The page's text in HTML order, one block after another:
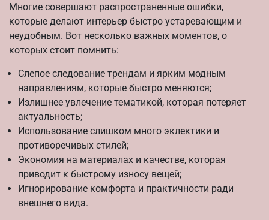
Многие совершают распространенные ошибки,
которые делают интерьер быстро устаревающим и
неудобным. Вот несколько важных моментов, о
которых стоит помнить:
Слепое следование трендам и ярким модным
направлениям, которые быстро меняются;
Излишнее увлечение тематикой, которая потеряет
актуальность;
Использование слишком много эклектики и
противоречивых стилей;
Экономия на материалах и качестве, которая
приводит к быстрому износу вещей;
Игнорирование комфорта и практичности ради
внешнего вида.